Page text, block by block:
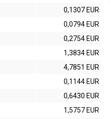
0,1307 EUR
0,0794 EUR
0,2754 EUR
1,3834 EUR
4,7851 EUR
0,1144 EUR
0,6430 EUR
1,5757 EUR